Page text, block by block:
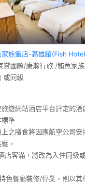
家族飯店-高雄館(Fish
賞國際/康瀚行旅 /鮪魚家
或同級
遊網站酒店平台評定的
標準
之膳食將因應航空公司安
。
店客滿，將改為入住同級
色餐廳裝修/停業，則以其